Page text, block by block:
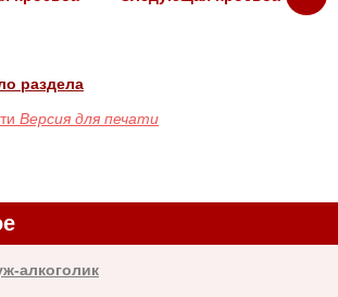
раздела
Версия для печати
алкоголик